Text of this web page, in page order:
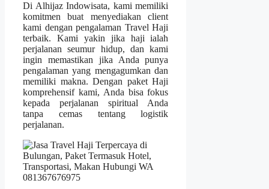
Di Alhijaz Indowisata, kami memiliki
komitmen buat menyediakan client
kami dengan pengalaman Travel Haji
terbaik. Kami yakin jika haji ialah
perjalanan seumur hidup, dan kami
ingin memastikan jika Anda punya
pengalaman yang mengagumkan dan
memiliki makna. Dengan paket Haji
komprehensif kami, Anda bisa fokus
kepada perjalanan spiritual Anda
tanpa cemas tentang logistik
perjalanan.